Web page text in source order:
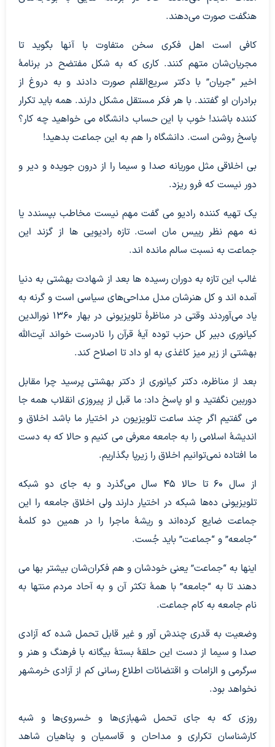
هنگفت صورت می‌دهند.
کافی است اهل فکری سخن متفاوت با آنها بگوید تا
مجریان‌شان متهم کنند. کاری که به شکل مفتضح در برنامۀ
اخیر “جریان” با دکتر سریع‌القلم صورت دادند و به دروغ از
برادران او گفتند. با هر فکر مستقل مشکل دارند. همه باید تکرار
کننده باشند! خوب با این حساب دانشگاه می خواهید چه کار؟
پاسخ روشن است. دانشگاه را هم به این جماعت بدهید!
بی اخلاقی مثل موریانه صدا و سیما را از درون جویده و دیر و
دور نیست که فرو ریزد.
یک تهیه کننده رادیو می گفت مهم نیست مخاطب بپسندد یا
نه مهم نظر رییس مان است. تازه رادیویی ها از گزند این
جماعت به نسبت سالم مانده اند.
غالب این تازه به دوران رسیده ها بعد از شهادت بهشتی به دنیا
آمده اند و کل هنرشان مدل مداحی‌های سیاسی است و گرنه به
یاد می‌آوردند وقتی در مناظرۀ تلویزیونی در بهار 1360 نورالدین
کیانوری دبیر کل حزب توده آیۀ قرآن را نادرست خواند آیت‌الله
بهشتی از زیر میز کاغذی به او داد تا اصلاح کند.
بعد از مناظره، دکتر کیانوری از دکتر بهشتی پرسید چرا مقابل
دوربین نگفتید و او پاسخ داد: ما قبل از پیروزی انقلاب همه جا
می ‌گفتیم اگر چند ساعت تلویزیون در اختیار ما باشد اخلاق و
اندیشۀ اسلامی را به جامعه معرفی می کنیم و حالا که به دست
ما افتاده نمی‌توانیم اخلاق را زیرپا بگذاریم.
از سال 60 تا حالا 45 سال می‌گذرد و به جای دو شبکه
تلویزیونی ده‌ها شبکه در اختیار دارند ولی اخلاق جامعه را این
جماعت ضایع کرده‌اند و ریشۀ ماجرا را در همین دو کلمۀ
“جامعه” و “جماعت” باید جُست.
اینها به “جماعت” یعنی خودشان و هم فکران‌شان بیشتر بها می
دهند تا به “جامعه” با همۀ تکثر آن و به آحاد مردم منتها به
نام جامعه به کام جماعت.
وضعیت به قدری چندش آور و غیر قابل تحمل شده که آزادی
صدا و سیما از دست این حلقۀ بستۀ بیگانه با فرهنگ و هنر و
سرگرمی و الزامات و اقتضائات اطلاع رسانی کم از آزادی خرمشهر
نخواهد بود.
روزی که به جای تحمل شهبازی‌ها و خسروی‌ها و شبه
کارشناسان تکراری و مداحان و قاسمیان و پناهیان شاهد